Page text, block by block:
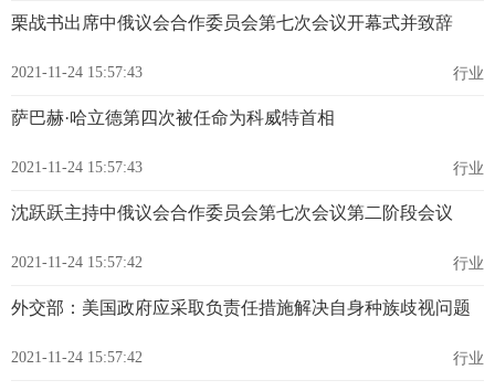
栗战书出席中俄议会合作委员会第七次会议开幕式并致辞
2021-11-24 15:57:43 行业
萨巴赫·哈立德第四次被任命为科威特首相
2021-11-24 15:57:43 行业
沈跃跃主持中俄议会合作委员会第七次会议第二阶段会议
2021-11-24 15:57:42 行业
外交部：美国政府应采取负责任措施解决自身种族歧视问题
2021-11-24 15:57:42 行业